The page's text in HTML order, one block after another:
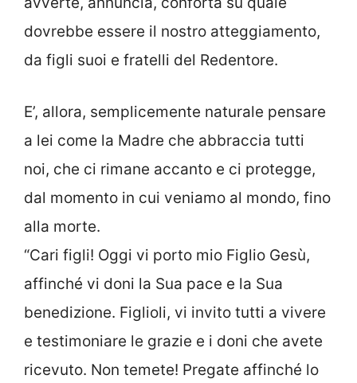
dovrebbe essere il nostro atteggiamento,
da figli suoi e fratelli del Redentore.
E’, allora, semplicemente naturale pensare
a lei come la Madre che abbraccia tutti
noi, che ci rimane accanto e ci protegge,
dal momento in cui veniamo al mondo, fino
alla morte.
“Cari figli! Oggi vi porto mio Figlio Gesù,
affinché vi doni la Sua pace e la Sua
benedizione. Figlioli, vi invito tutti a vivere
e testimoniare le grazie e i doni che avete
ricevuto. Non temete! Pregate affinché lo